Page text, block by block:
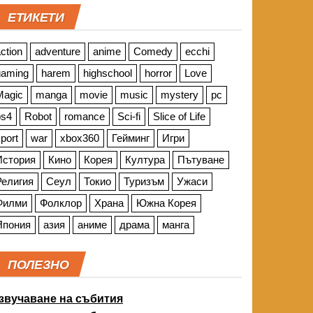
ЕТИКЕТИ
adventure anime Comedy
ecchi
harem highschool horror
Love
manga movie music mystery
pc
Robot romance Sci-fi
Slice of Life
war xbox360 Гейминг
Игри
Кино Корея Култура
Пътуване
Сеул Токио Туризъм
Ужаси
Фолклор Храна
Южна Корея
азия аниме драма манга
ПОЛЕЗНО
на събития